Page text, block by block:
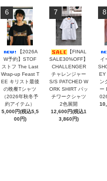
6
【2026A
W予約】STOF
ストフ The Last
Wrap-up Feast T
EE キリスト最後
の晩餐Tシャツ
（2026年秋冬予
約アイテム）
5,000円(税込5,5
00円)
7
【FINAL
SALE30%OFF】
CHALLENGER
チャレンジャー
S/S PATCHED W
ORK SHIRT パッ
チワークシャツ
2色展開
12,600円(税込1
3,860円)
8
イ
EY
ン
ー